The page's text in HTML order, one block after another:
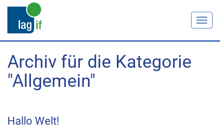
Archiv für die Kategorie
"Allgemein"
Hallo Welt!